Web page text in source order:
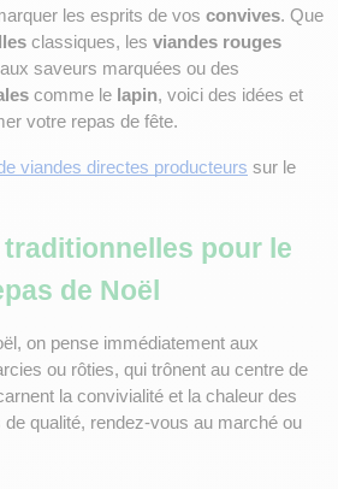
les esprits de vos convives. Que
classiques, les viandes rouges
aux saveurs marquées ou des
comme le lapin, voici des idées et
votre repas de fête.
viandes directes producteurs sur le
pour le
de Noël
ou rôties, qui trônent au centre de
qualité, rendez-vous au marché ou